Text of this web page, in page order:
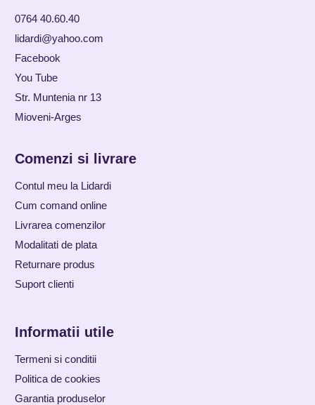
0764 40.60.40
lidardi@yahoo.com
Facebook
You Tube
Str. Muntenia nr 13
Mioveni-Arges
Comenzi si livrare
Contul meu la Lidardi
Cum comand online
Livrarea comenzilor
Modalitati de plata
Returnare produs
Suport clienti
Informatii utile
Termeni si conditii
Politica de cookies
Garantia produselor